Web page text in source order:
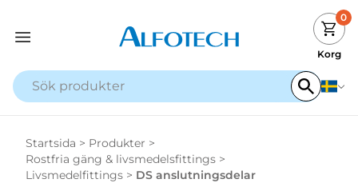
0
Korg
Startsida > Produkter >
Rostfria gäng & livsmedelsfittings >
Livsmedelfittings > DS anslutningsdelar